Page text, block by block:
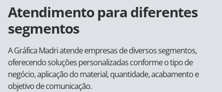
Atendimento para diferentes
segmentos
A Gráfica Madri atende empresas de diversos segmentos,
oferecendo soluções personalizadas conforme o tipo de
negócio, aplicação do material, quantidade, acabamento e
objetivo de comunicação.